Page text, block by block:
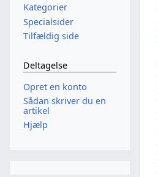
Kategorier
Specialsider
Tilfældig side
Deltagelse
Opret en konto
Sådan skriver du en
artikel
Hjælp